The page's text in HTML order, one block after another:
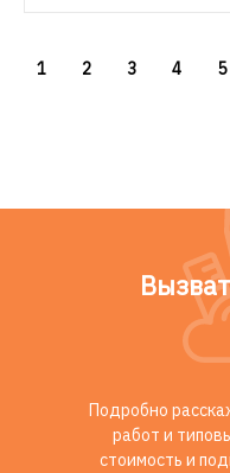
1 2 3 4 5
Подробно
работ и
стоимость и